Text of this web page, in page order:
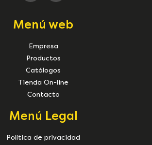
Menú web
Empresa
Productos
Catálogos
Tienda On-line
Contacto
Menú Legal
Política de privacidad